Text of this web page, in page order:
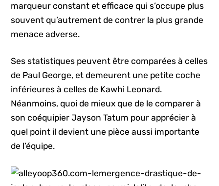
marqueur constant et efficace qui s’occupe plus
souvent qu’autrement de contrer la plus grande
menace adverse.
Ses statistiques peuvent être comparées à celles
de Paul George, et demeurent une petite coche
inférieures à celles de Kawhi Leonard.
Néanmoins, quoi de mieux que de le comparer à
son coéquipier Jayson Tatum pour apprécier à
quel point il devient une pièce aussi importante
de l’équipe.